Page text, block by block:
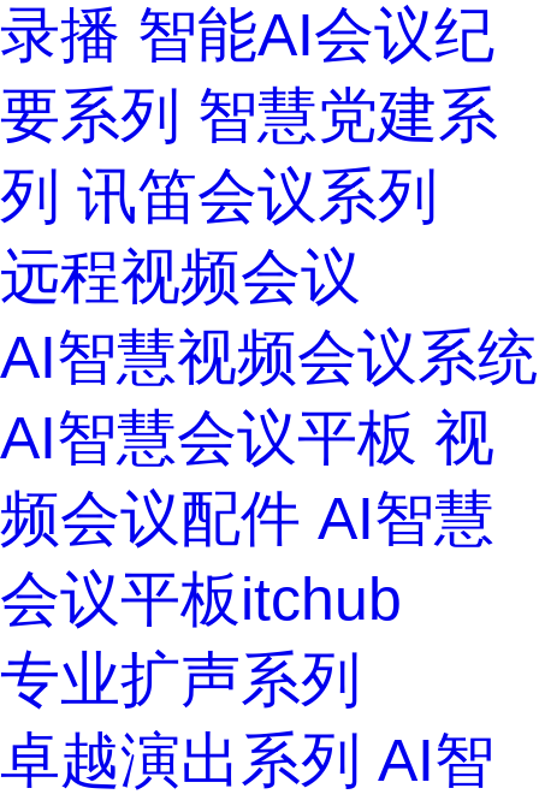
录播 智能AI会议纪
要系列 智慧党建系
列 讯笛会议系列
远程视频会议
AI智慧视频会议系统
AI智慧会议平板 视
频会议配件 AI智慧
会议平板itchub
专业扩声系列
卓越演出系列 AI智